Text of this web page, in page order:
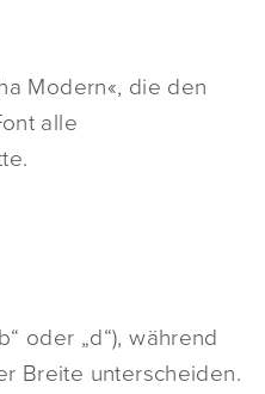
Modern«, die den
alle
oder „d“), während
Breite unterscheiden.